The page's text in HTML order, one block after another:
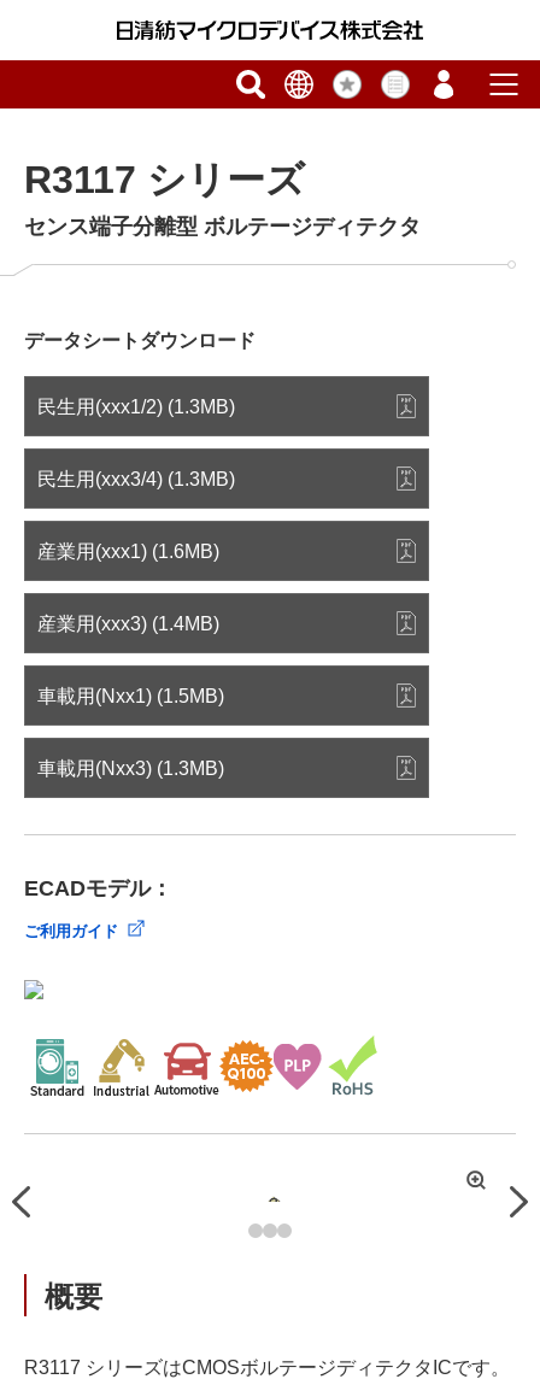
R3117 シリーズ
センス端子分離型 ボルテージディテクタ
データシートダウンロード
民生用(xxx1/2) (1.3MB)
民生用(xxx3/4) (1.3MB)
産業用(xxx1) (1.6MB)
産業用(xxx3) (1.4MB)
車載用(Nxx1) (1.5MB)
車載用(Nxx3) (1.3MB)
ECADモデル：
ご利用ガイド
Previous
拡
概要
R3117 シリーズはCMOSボルテージディテクタICです。